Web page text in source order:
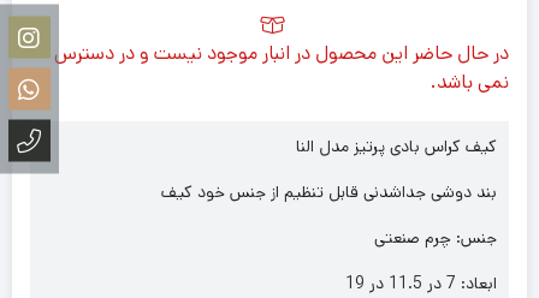
در حال حاضر این محصول در انبار موجود نیست و در دسترس
نمی باشد.
کیف کراس بادی پرتیز مدل النا
بند دوشی جداشدنی قابل تنظیم از جنس خود کیف
جنس: چرم صنعتی
ابعاد: 7 در 11.5 در 19